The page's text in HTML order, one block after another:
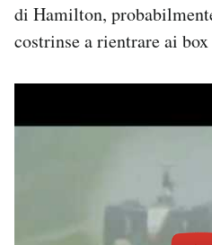
di Hamilton,
costrinse a rientrare ai